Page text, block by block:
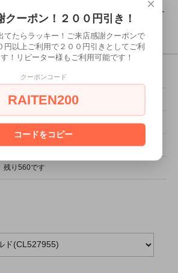
ル撮影元サイズ画像やミアカフェオリジナ
680円(税込748円)
CL4580136
1,490円(税込1,639円)
残り560です
×
クーポン！２００円引き！
てたらラッキー！ご来店感謝クーポンで
円以上ご利用で２００円引きとしてご利
！リピーター様もご利用可能です！
クーポンコード
RAITEN200
コードをコピー